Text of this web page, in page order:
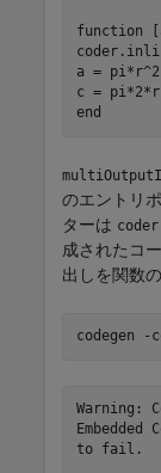
function
a =
c =
のエントリ
ターは
成されたコ
出しを関数
codegen -
Warning:
to fail.